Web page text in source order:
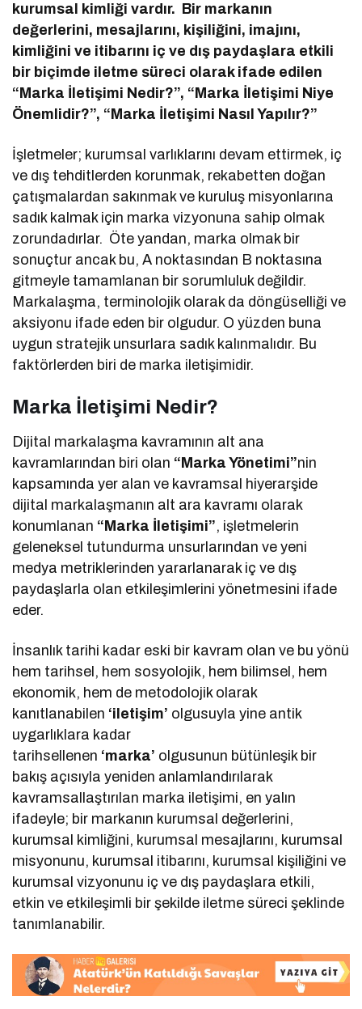
kurumsal kimliği vardır. Bir markanın
değerlerini, mesajlarını, kişiliğini, imajını,
kimliğini ve itibarını iç ve dış paydaşlara etkili
bir biçimde iletme süreci olarak ifade edilen
“Marka İletişimi Nedir?”, “Marka İletişimi Niye
Önemlidir?”, “Marka İletişimi Nasıl Yapılır?”
İşletmeler; kurumsal varlıklarını devam ettirmek, iç
ve dış tehditlerden korunmak, rekabetten doğan
çatışmalardan sakınmak ve kuruluş misyonlarına
sadık kalmak için marka vizyonuna sahip olmak
zorundadırlar. Öte yandan, marka olmak bir
sonuçtur ancak bu, A noktasından B noktasına
gitmeyle tamamlanan bir sorumluluk değildir.
Markalaşma, terminolojik olarak da döngüselliği ve
aksiyonu ifade eden bir olgudur. O yüzden buna
uygun stratejik unsurlara sadık kalınmalıdır. Bu
faktörlerden biri de marka iletişimidir.
Marka İletişimi Nedir?
Dijital markalaşma kavramının alt ana
kavramlarından biri olan “Marka Yönetimi”nin
kapsamında yer alan ve kavramsal hiyerarşide
dijital markalaşmanın alt ara kavramı olarak
konumlanan “Marka İletişimi”, işletmelerin
geleneksel tutundurma unsurlarından ve yeni
medya metriklerinden yararlanarak iç ve dış
paydaşlarla olan etkileşimlerini yönetmesini ifade
eder.
İnsanlık tarihi kadar eski bir kavram olan ve bu yönü
hem tarihsel, hem sosyolojik, hem bilimsel, hem
ekonomik, hem de metodolojik olarak
kanıtlanabilen ‘iletişim’ olgusuyla yine antik
uygarlıklara kadar
tarihsellenen ‘marka’ olgusunun bütünleşik bir
bakış açısıyla yeniden anlamlandırılarak
kavramsallaştırılan marka iletişimi, en yalın
ifadeyle; bir markanın kurumsal değerlerini,
kurumsal kimliğini, kurumsal mesajlarını, kurumsal
misyonunu, kurumsal itibarını, kurumsal kişiliğini ve
kurumsal vizyonunu iç ve dış paydaşlara etkili,
etkin ve etkileşimli bir şekilde iletme süreci şeklinde
tanımlanabilir.